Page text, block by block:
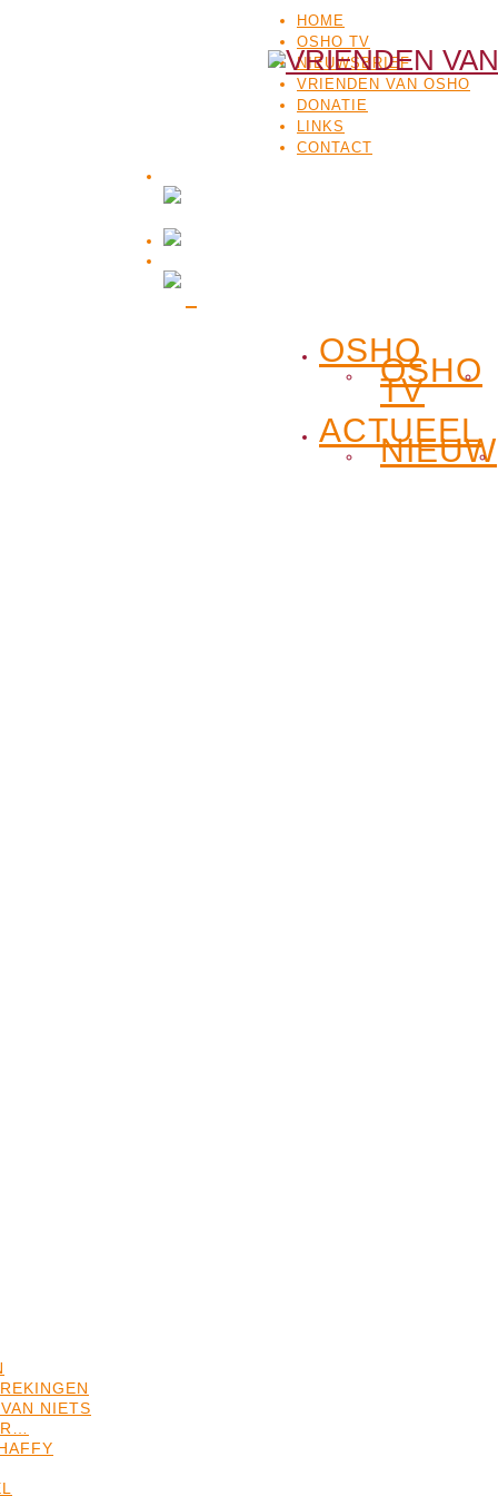
HOME
OSHO TV
NIEUWSBRIEF
VRIENDEN VAN OSHO
DONATIE
LINKS
CONTACT
OSHO
OSHO
TV
ACTUEEL
NIEUW
NIETS